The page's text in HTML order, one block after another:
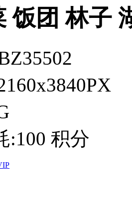
饭团 林子
:100 积分